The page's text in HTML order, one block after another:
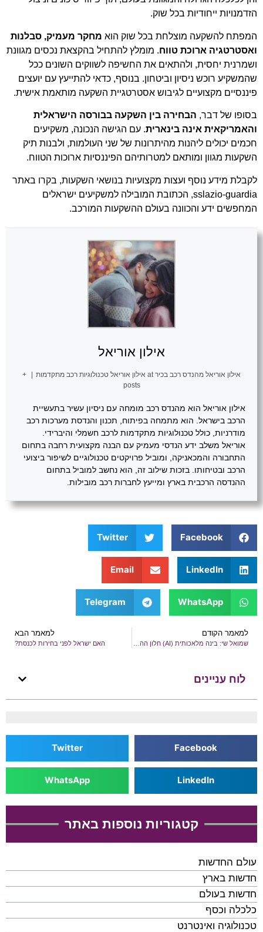
הזדמנויות ייחודיות בכל שוק.
המפתח להשקעה מוצלחת בכל שוק הוא מחקר מעמיק, סבלנות
ואסטרטגיה ארוכת טווח. מומלץ להתחיל בהקצאת נכסים מגוונת
ושמרנית יחסית, ולהתאים את החשיפה לשווקים השונים ככל
שהמשקיע רוכש ניסיון וביטחון. בנוסף, כדאי להתייעץ עם יועצים
פיננסיים מקצועיים לגיבוש אסטרטגיית השקעה מותאמת אישית.
בסופו של דבר, הבחירה בין השקעה בבורסה הישראלית
והאמריקאית אינה בינארית. עם הגישה הנכונה, משקיעים
חכמים יכולים ליהנות מהיתרונות של שני העולמות, ולבנות תיק
השקעות מגוון ומותאם למטרותיהם הפיננסיות ארוכות הטווח.
לקבלת מידע נוסף ועצות מקצועיות בנושאי השקעות, בקרו באתר
sslazio-guardia, הכתובת המובילה למשקיעים ישראלים
המחפשים ידע והכוונה בעולם ההשקעות המורכב.
אילון אוריאל
אילון אוריאל מהנדס רכב בכיר at אילון אוריאל טכנולוגיות רכב מתקדמות |
+
posts
אילון אוריאל הוא מהנדס רכב מומחה עם ניסיון עשיר בתעשיית
הרכב בישראל. הוא מתמחה בפיתוח, תכנון והנדסת מערכות רכב
מודרניות, כולל טכנולוגיות מתקדמות לרכב חשמלי והיברידי.
אוריאל משלב ידע הנדסי מעמיק עם הבנה מקצועית רחבה בתחום
התחבורה והמכאניקה, ומוביל פרויקטים טכנולוגיים לשיפור ביצועי
הרכב ובטיחותו. בזכות שילוב זה, הוא נחשב למוביל בתחום
ההנדסה הרכבית בארץ ומייעץ לחברות רכב מובילות.
Facebook
Twitter
LinkedIn
Email
WhatsApp
Telegram
למאמר הקודם למאמר הבא
האם ישראל לפני בחירות לכנסת?
לוח עניינים
Facebook
Twitter
LinkedIn
WhatsApp
קטגוריות נוספות באתר
עולם החדשות
חדשות בארץ
חדשות בעולם
כלכלה וכסף
טכנולוגיה ואינטרנט